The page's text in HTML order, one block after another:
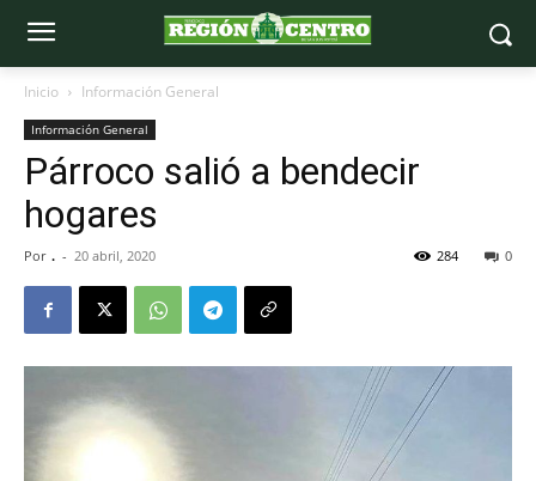
Inicio Información General
Información General
Párroco salió a bendecir
hogares
Por . - 20 abril, 2020 0
284